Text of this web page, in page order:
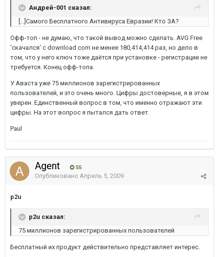
Андрей-001 сказал:
[...]Самого Бесплатного Антивируса Евразии! Кто ЗА?
Офф-топ - не думаю, что такой вывод можно сделать. AVG Free
'скачался' c download.com не менее 180,414,414 раз, но дело в
том, что у него ключ тоже даётся при установке - регистрации не
требуется. Конец офф-топа.
У Аваста уже 75 миллионов зарегистрированных
пользователей, и это очень много. Цифры достоверные, я в этом
уверен. Единственный вопрос в том, что именно отражают эти
цифры. На этот вопрос я пытался дать ответ.
Paul
Agent 55
Опубликовано Апрель 5, 2009
p2u
p2u сказал:
75 миллионов зарегистрированных пользователей
Бесплатный их продукт действительно представляет интерес.